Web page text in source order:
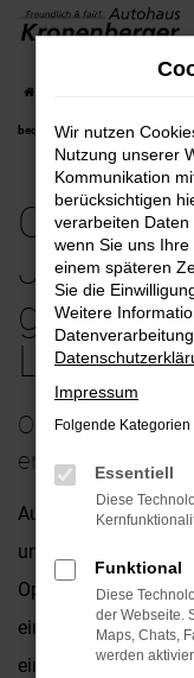
Zum
bequem und günstig kaufen mit
Opel-
günstig
Opel
erstklassiges
Auf die Frage nach
und Umgebung
Opel Grandland
einfach, weil dieses
ein Jahreswagen
Wir nutzen
Nutzung unserer
Kommunikation
berücksichtigen
verarbeiten Daten
wenn Sie uns
einem späteren
Sie die
Weitere
Impressum
Folgende
Essentiell
Diese
Funktional
Diese
der Webseite.
Maps, Chats,
werden